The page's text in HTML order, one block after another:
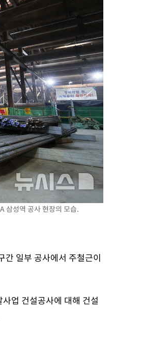
삼성역 공사 현장의 모습.
간 일부 공사에서 주철근이
업 건설공사에 대해 건설